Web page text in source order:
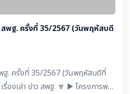
สพฐ. ครั้งที่ 35/2567 (วันพฤหัสบดี
พฐ. ครั้งที่ 35/2567 (วันพฤหัสบดีที่
องเล่า ข่าว สพฐ. 🔽 ▶️ โครงการพระ